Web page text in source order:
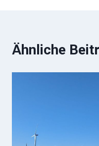
Ähnliche